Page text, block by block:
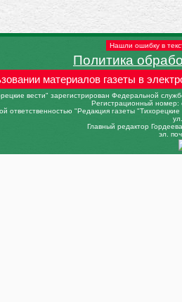
Нашли ошибку в
Политика
материалов газеты в
вести" зарегистрирован Федеральной
Регистрационный
ответственностью "Редакция газеты
Главный редактор
эл.